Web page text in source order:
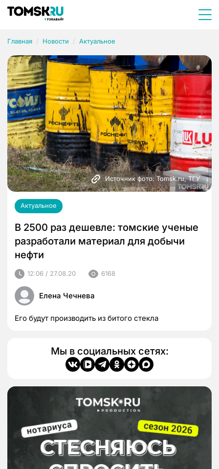
Главная Новости Актуальное
Источник фото: Tomsk.ru, ТГУ
Актуальное
В 2500 раз дешевле: томские ученые
разработали материал для добычи
нефти
12:06 / 27.08.20 6168
Елена Чечнева
Его будут производить из битого стекла
Мы в социальных сетях: